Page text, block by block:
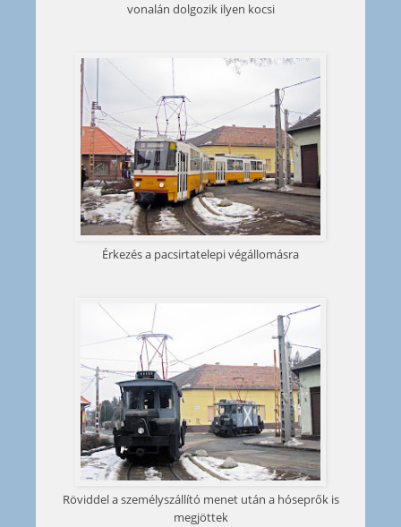
vonalán dolgozik ilyen kocsi
Érkezés a pacsirtatelepi végállomásra
Röviddel a személyszállító menet után a hóseprők is
megjöttek